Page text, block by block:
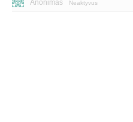
Anonimas Neaktyvus